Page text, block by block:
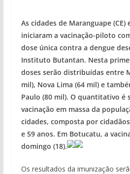
As cidades de Maranguape (CE)
iniciaram a vacinação-piloto
dose única contra a dengue
Instituto Butantan. Nesta
doses serão distribuídas entre
mil), Nova Lima (64 mil) e
Paulo (80 mil). O quantitativo é
vacinação em massa da
cidades, composta por
e 59 anos. Em Botucatu, a
domingo (18).
Os resultados da imunização